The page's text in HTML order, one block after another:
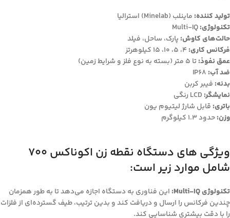
تولید کننده: ماینلب (Minelab) استرالیا
تکنولوژی:
حالت‌های کاوش: پارک، ساحل، فیلد
فرکانس کاری:
عمق نفوذ:تا 5 متر (بسته به نوع فلز و شرایط زمین)
ضد آب:
بدنه: فیبر کربن
نمایشگر:
باتری: قابل شارژ لیتیوم یون
وزن:حدود 1.3 کیلوگرم
ویژگی های دستگاه نقطه زن اکوناکس 700
شامل موارد زیر است:
تکنولوژی Multi-IQ:
این فناوری به دستگاه اجازه می‌دهد تا به طور همزمان
چندین فرکانس را ارسال و دریافت کند و بدین ترتیب، طیف گسترده‌ای از فلزات
را با دقت بیشتری شناسایی کند.